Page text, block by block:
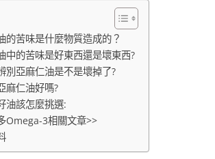
的苦味是什麼物質造成的？
中的苦味是好東西還是壞東西?
別亞麻仁油是不是壞掉了?
麻仁油好嗎?
油該怎麼挑選:
Omega-3相關文章>>